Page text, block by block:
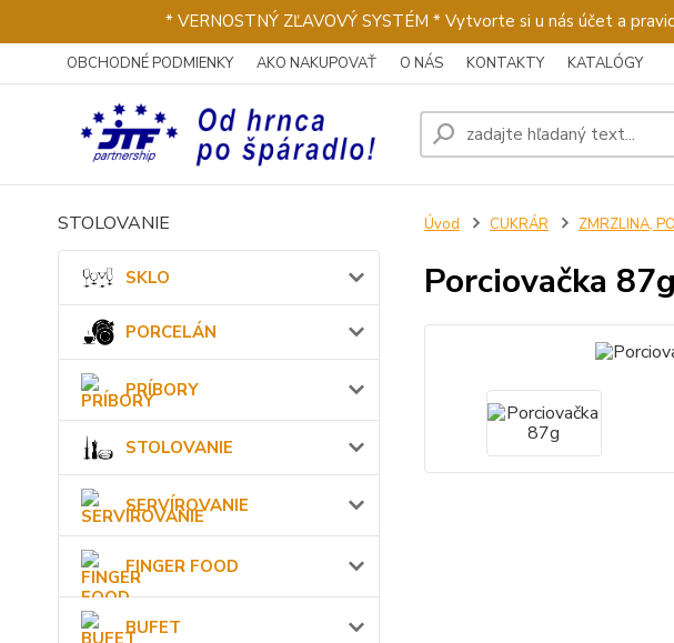
* VERNOSTNÝ ZĽAVOVÝ SYSTÉM * Vytvorte si u nás účet a
OBCHODNÉ PODMIENKY AKO NAKUPOVAŤ O NÁS KONTAKTY KATALÓGY
STOLOVANIE
SKLO
PORCELÁN
PRÍBORY
STOLOVANIE
SERVÍROVANIE
FINGER FOOD
BUFET
Úvod CUKRÁR ZMRZLINA,
Porciovačka 87g